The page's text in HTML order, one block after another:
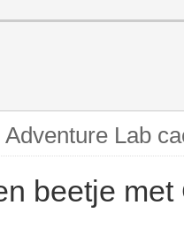
Lab
beetje